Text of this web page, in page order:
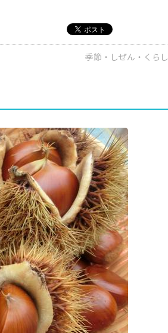
季節・しぜん・くらし